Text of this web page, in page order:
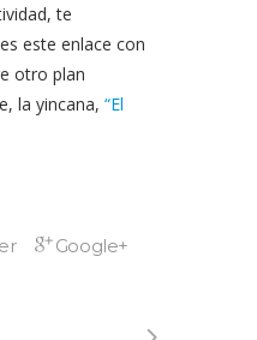
te
este enlace con
otro plan
la yincana, “El